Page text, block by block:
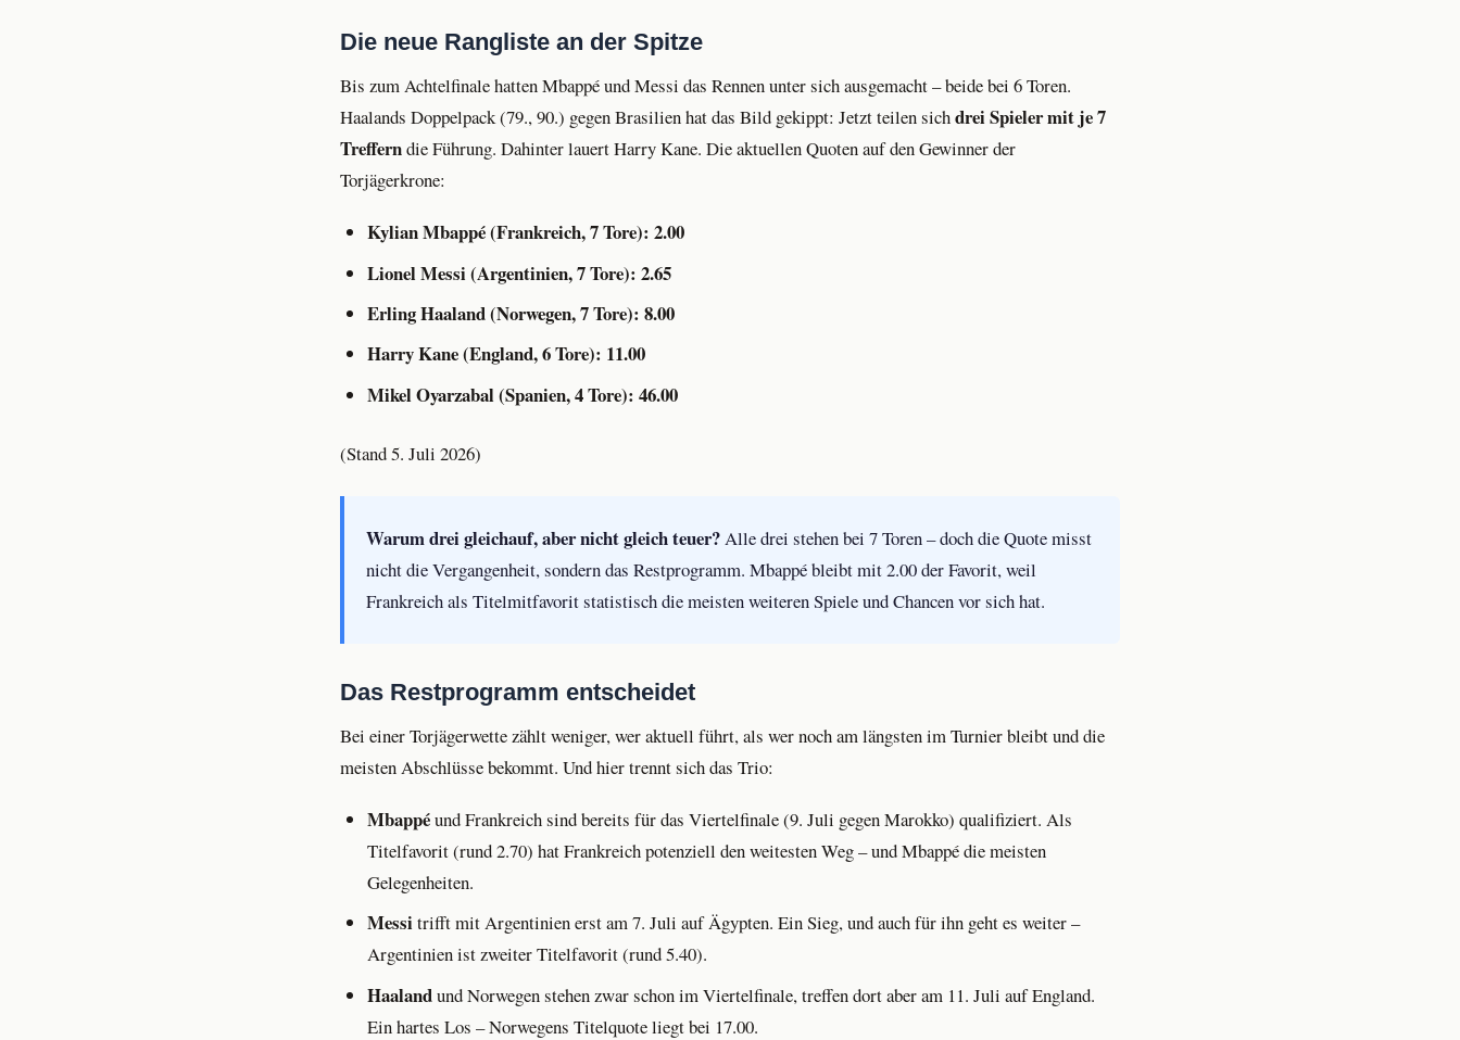
Die neue Rangliste an der Spitze
Bis zum Achtelfinale hatten Mbappé und Messi das Rennen unter sich ausgemacht – beide bei 6 Toren.
Haalands Doppelpack (79., 90.) gegen Brasilien hat das Bild gekippt: Jetzt teilen sichdrei Spieler mit je 7
Trefferndie Führung. Dahinter lauert Harry Kane. Die aktuellen Quoten auf den Gewinner der
Torjägerkrone:
Kylian Mbappé (Frankreich, 7 Tore): 2.00
Lionel Messi (Argentinien, 7 Tore): 2.65
Erling Haaland (Norwegen, 7 Tore): 8.00
Harry Kane (England, 6 Tore): 11.00
Mikel Oyarzabal (Spanien, 4 Tore): 46.00
(Stand 5. Juli 2026)
Warum drei gleichauf, aber nicht gleich teuer?Alle drei stehen bei 7 Toren – doch die Quote misst
nicht die Vergangenheit, sondern das Restprogramm. Mbappé bleibt mit 2.00 der Favorit, weil
Frankreich als Titelmitfavorit statistisch die meisten weiteren Spiele und Chancen vor sich hat.
Das Restprogramm entscheidet
Bei einer Torjägerwette zählt weniger, wer aktuell führt, als wer noch am längsten im Turnier bleibt und die
meisten Abschlüsse bekommt. Und hier trennt sich das Trio:
Mbappéund Frankreich sind bereits für das Viertelfinale (9. Juli gegen Marokko) qualifiziert. Als
Titelfavorit (rund 2.70) hat Frankreich potenziell den weitesten Weg – und Mbappé die meisten
Gelegenheiten.
Messitrifft mit Argentinien erst am 7. Juli auf Ägypten. Ein Sieg, und auch für ihn geht es weiter –
Argentinien ist zweiter Titelfavorit (rund 5.40).
Haalandund Norwegen stehen zwar schon im Viertelfinale, treffen dort aber am 11. Juli auf England.
Ein hartes Los – Norwegens Titelquote liegt bei 17.00.